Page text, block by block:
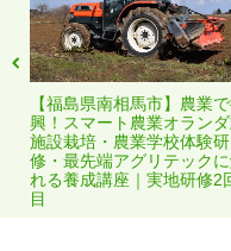
【福島県南相馬市】農業
興！スマート農業オラン
施設栽培・農業学校体験研
修・最先端アグリテック
れる養成講座｜実地研修2
目